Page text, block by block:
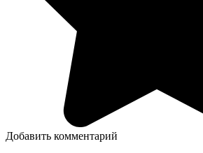
Добавить комментарий